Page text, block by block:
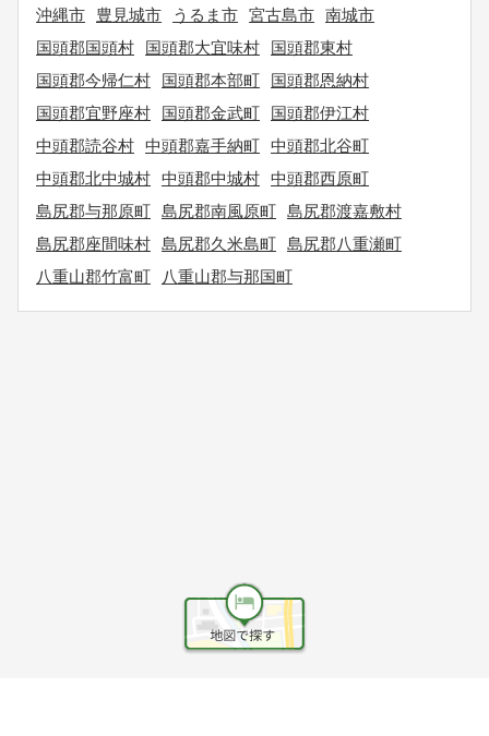
沖縄市
豊見城市 うるま市 宮古島市 南城市
国頭郡国頭村
国頭郡大宜味村
国頭郡東村
国頭郡今帰仁村
国頭郡本部町
国頭郡恩納村
国頭郡宜野座村
国頭郡金武町
国頭郡伊江村
中頭郡読谷村 中頭郡嘉手納町 中頭郡北谷町
中頭郡北中城村 中頭郡中城村 中頭郡西原町
島尻郡与那原町 島尻郡南風原町 島尻郡渡嘉敷村
島尻郡座間味村 島尻郡久米島町 島尻郡八重瀬町
八重山郡竹富町
八重山郡与那国町